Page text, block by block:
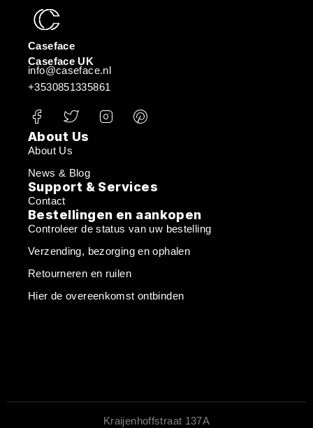
Caseface
Caseface UK
info@caseface.nl
+3530851335861
About Us
About Us
News & Blog
Support & Services
Contact
Bestellingen en aankopen
Controleer de status van uw bestelling
Verzending, bezorging en ophalen
Retourneren en ruilen
Hier de overeenkomst ontbinden
Kraijenhoffstraat 137A